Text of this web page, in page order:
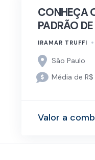
CONHEÇA
PADRÃO
IRAMAR TRUFFI
São Paulo
Média de
Valor a